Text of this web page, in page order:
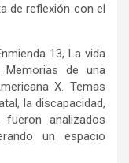
de reflexión con el
13, La vida
de una
X. Temas
la discapacidad,
analizados
un espacio